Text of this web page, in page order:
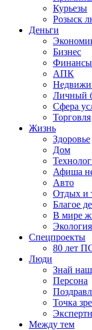
Курьезы
Розыск
Деньги
Бизнес
Финансы
АПК
Личный
Сфера
Торговля
Жизнь
Здоровье
Дом
Афиша
Авто
Отдых и
Благое
В мире
Экология
Спецпроекты
80 лет
Люди
Знай
Персона
Точка
Между тем